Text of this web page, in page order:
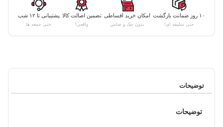
۱۰ روز ضمانت بازگشت
حتی سلیقه ای!
امکان خرید اقساطی
بدون چک و ضامن
تضمین اصالت کالا
واقعی!
پشتیبانی تا ۱۲ شب
حتی جمعه ها
توضیحات
توضیحات